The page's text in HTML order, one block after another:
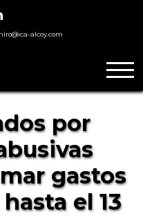
alcoy.com
por
gastos
el 13